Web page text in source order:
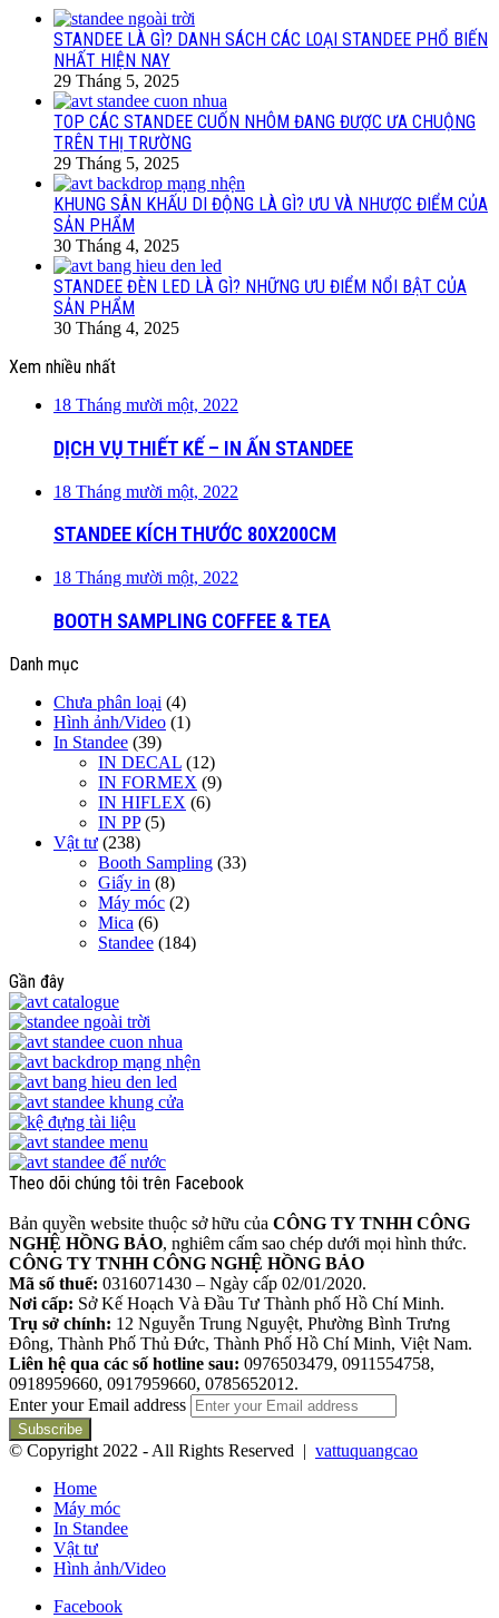
STANDEE LÀ GÌ? DANH SÁCH CÁC LOẠI STANDEE PHỔ BIẾN
NHẤT HIỆN NAY
29 Tháng 5, 2025
TOP CÁC STANDEE CUỐN NHÔM ĐANG ĐƯỢC ƯA CHUỘNG
TRÊN THỊ TRƯỜNG
29 Tháng 5, 2025
KHUNG SÂN KHẤU DI ĐỘNG LÀ GÌ? ƯU VÀ NHƯỢC ĐIỂM CỦA
SẢN PHẨM
30 Tháng 4, 2025
STANDEE ĐÈN LED LÀ GÌ? NHỮNG ƯU ĐIỂM NỔI BẬT CỦA
SẢN PHẨM
30 Tháng 4, 2025
Xem nhiều nhất
18 Tháng mười một, 2022
DỊCH VỤ THIẾT KẾ – IN ẤN STANDEE
18 Tháng mười một, 2022
STANDEE KÍCH THƯỚC 80X200CM
18 Tháng mười một, 2022
BOOTH SAMPLING COFFEE & TEA
Danh mục
Chưa phân loại (4)
Hình ảnh/Video (1)
In Standee (39)
IN DECAL (12)
IN FORMEX (9)
IN HIFLEX (6)
IN PP(5)
Vật tư (238)
Booth Sampling (33)
Giấy in (8)
Máy móc (2)
Mica (6)
Standee (184)
Gần đây
Theo dõi chúng tôi trên Facebook
Bản quyền website thuộc sở hữu của CÔNG TY TNHH CÔNG
NGHỆ HỒNG BẢO, nghiêm cấm sao chép dưới mọi hình thức.
CÔNG TY TNHH CÔNG NGHỆ HỒNG BẢO
Mã số thuế: 0316071430 – Ngày cấp 02/01/2020.
Nơi cấp: Sở Kế Hoạch Và Đầu Tư Thành phố Hồ Chí Minh.
Trụ sở chính: 12 Nguyễn Trung Nguyệt, Phường Bình Trưng
Đông, Thành Phố Thủ Đức, Thành Phố Hồ Chí Minh, Việt Nam.
Liên hệ qua các số hotline sau: 0976503479, 0911554758,
0918959660, 0917959660, 0785652012.
Enter your Email address
© Copyright 2022 - All Rights Reserved | vattuquangcao
Home
Máy móc
In Standee
Vật tư
Hình ảnh/Video
Facebook